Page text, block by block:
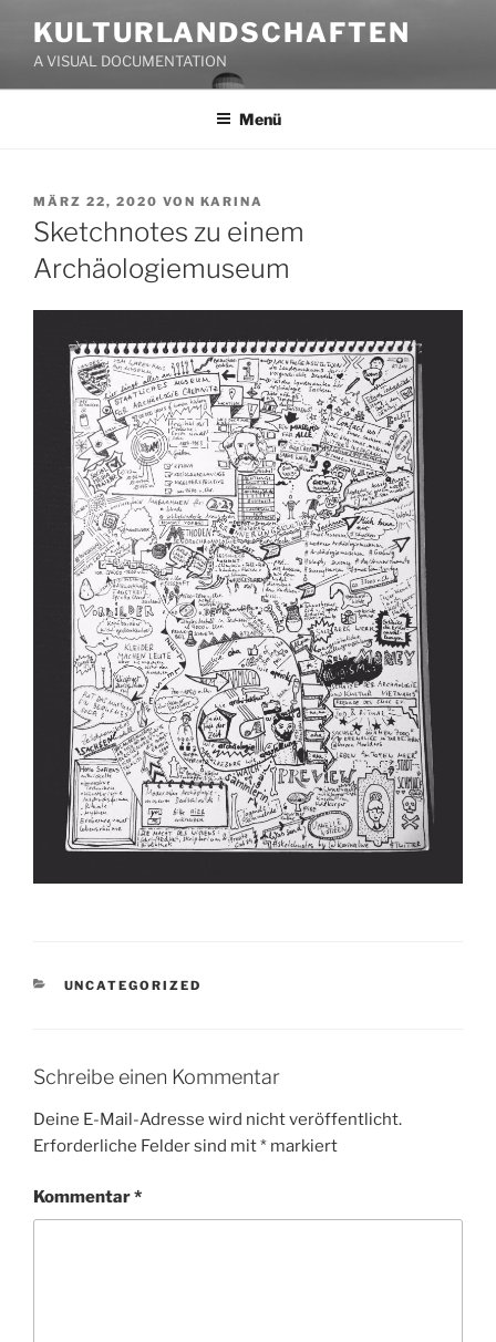
Inhalt
springen
KULTURLANDSCHAFTEN
A VISUAL DOCUMENTATION
Menü
VERÖFFENTLICHT
AM
MÄRZ 22, 2020 VON KARINA
Sketchnotes zu einem
Archäologiemuseum
KATEGORIEN
UNCATEGORIZED
Schreibe einen Kommentar
Deine E-Mail-Adresse wird nicht veröffentlicht.
Erforderliche Felder sind mit* markiert
Kommentar*